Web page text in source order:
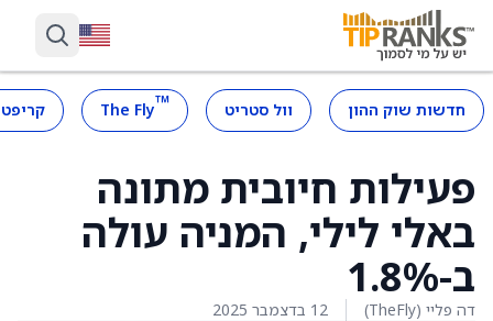
חדשות שוק ההון וול סטריט ™
The Fly
פעילות חיובית מתונה
באלי לילי, המניה עולה
ב-1.8%
דה פליי (TheFly) 12 בדצמבר 2025